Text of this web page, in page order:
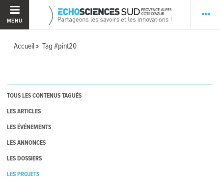
MENU
Accueil Tag #pint20
TOUS LES CONTENUS TAGUÉS
LES ARTICLES
LES ÉVÉNEMENTS
LES ANNONCES
LES DOSSIERS
LES PROJETS